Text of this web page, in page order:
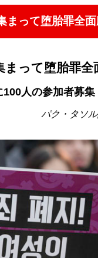
まって堕胎罪全
って堕胎罪全
人の参加者募集
パク・タソ